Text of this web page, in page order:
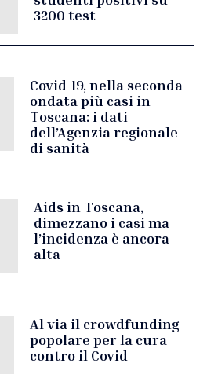
3200 test
Covid-19, nella seconda
ondata più casi in
Toscana: i dati
dell’Agenzia regionale
di sanità
Aids in Toscana,
dimezzano i casi ma
l’incidenza è ancora
alta
Al via il crowdfunding
popolare per la cura
contro il Covid